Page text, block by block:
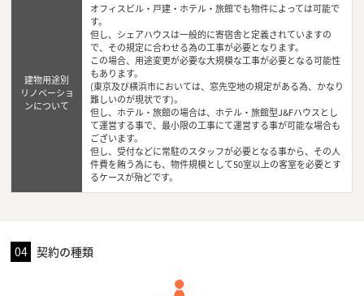
建物用途別
リノベーショ
ンについて
オフィスビル・戸建・ホテル・旅館でも物件によっては可能で
す。
但し、シェアハウスは一般的に寄宿舎と定義されていますの
で、その規定に合わせる為の工事が必要となります。
この場合、用途変更が必要な大規模な工事が必要となる可能性
もあります。
(東京及び横浜市においては、窓先空地の規定がある為、かなり
難しいのが現状です)。
但し、ホテル・旅館の場合は、ホテル・旅館型J&Fハウスとし
て運営する事で、最小限の工事にて運営する事が可能な場合も
ございます。
但し、受付などに常駐のスタッフが必要となる事から、その人
件費を賄う為にも、物件規模として50室以上の客室を必要とす
るケースが殆どです。
04 契約の種類